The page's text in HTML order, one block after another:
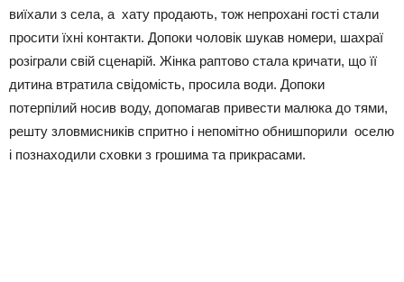
виїхали з села, а хату продають, тож непрохані гості стали
просити їхні контакти. Допоки чоловік шукав номери, шахраї
розіграли свій сценарій. Жінка раптово стала кричати, що її
дитина втратила свідомість, просила води. Допоки
потерпілий носив воду, допомагав привести малюка до тями,
решту зловмисників спритно і непомітно обнишпорили оселю
і познаходили сховки з грошима та прикрасами.